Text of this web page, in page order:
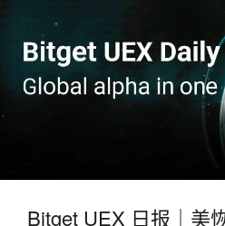
Bitget UEX 日报｜美